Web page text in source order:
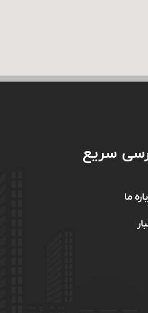
سریع
ما